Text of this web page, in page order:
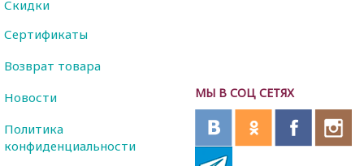
МЫ В СОЦ СЕТЯХ
Скидки
Сертификаты
Возврат товара
Новости
Политика
конфиденциальности